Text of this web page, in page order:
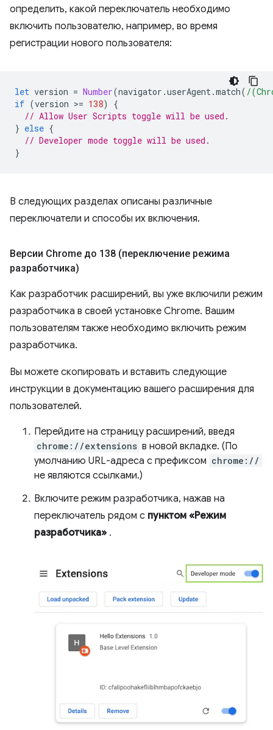
определить, какой переключатель необходимо
включить пользователю, например, во время
регистрации нового пользователя:
let version = Number(navigator .userAgent.match( /
if (version >= 138)
{
// Allow User Scripts toggle will be used.
} else {
// Developer mode toggle will be used.
}
В следующих разделах описаны различные
переключатели и способы их включения.
Версии Chrome до 138 (переключение режима
разработчика)
Как разработчик расширений, вы уже включили режим
разработчика в своей установке Chrome. Вашим
пользователям также необходимо включить режим
разработчика.
Вы можете скопировать и вставить следующие
инструкции в документацию вашего расширения для
пользователей.
Перейдите на страницу расширений, введя
chrome://extensions в новой вкладке. (По
умолчанию URL-адреса с префиксом chrome://
не являются ссылками.)
Включите режим разработчика, нажав на
переключатель рядом с пунктом «Режим
разработчика» .